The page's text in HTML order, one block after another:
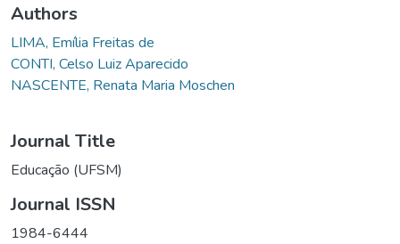
Authors
LIMA, Emília Freitas de
CONTI, Celso Luiz Aparecido
NASCENTE, Renata Maria Moschen
Journal Title
Educação (UFSM)
Journal ISSN
1984-6444